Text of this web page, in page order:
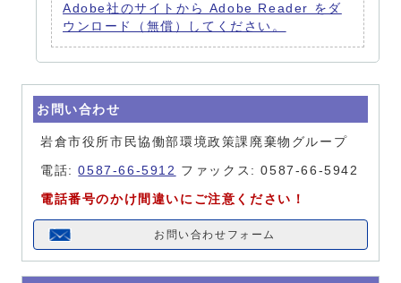
Adobe社のサイトから Adobe Reader をダ
ウンロード（無償）してください。
お問い合わせ
岩倉市役所市民協働部環境政策課廃棄物グループ
電話:0587-66-5912 ファックス: 0587-66-5942
電話番号のかけ間違いにご注意ください！
お問い合わせフォーム